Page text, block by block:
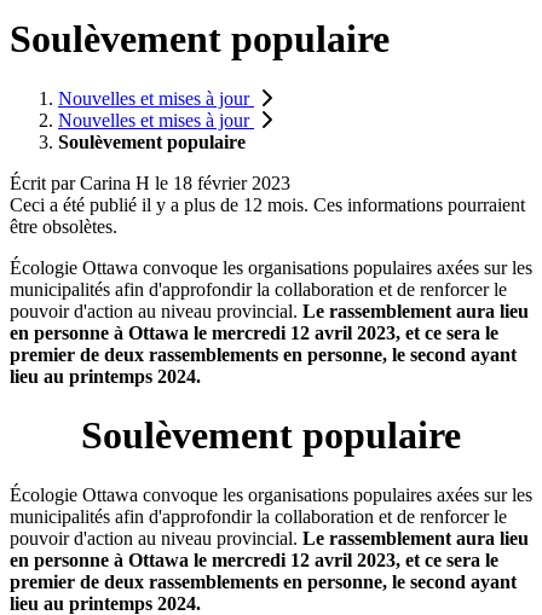
Soulèvement populaire
Nouvelles et mises à jour
Nouvelles et mises à jour
Soulèvement populaire
Écrit parCarina H le 18 février 2023
Ceci a été publié il y a plus de 12 mois. Ces informations pourraient
être obsolètes.
Écologie Ottawa convoque les organisations populaires axées sur les
municipalités afin d'approfondir la collaboration et de renforcer le
pouvoir d'action au niveau provincial. Le rassemblement aura lieu
en personne à Ottawa le mercredi 12 avril 2023, et ce sera le
premier de deux rassemblements en personne, le second ayant
lieu au printemps 2024.
Soulèvement populaire
Écologie Ottawa convoque les organisations populaires axées sur les
municipalités afin d'approfondir la collaboration et de renforcer le
pouvoir d'action au niveau provincial. Le rassemblement aura lieu
en personne à Ottawa le mercredi 12 avril 2023, et ce sera le
premier de deux rassemblements en personne, le second ayant
lieu au printemps 2024.